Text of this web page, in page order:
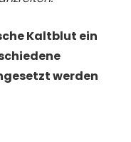
Kaltblut ein
werden